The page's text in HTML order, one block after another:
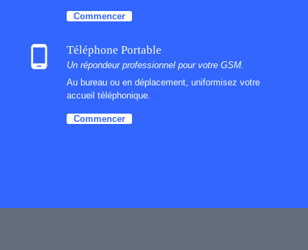
Commencer
phone_android Téléphone Portable
Un répondeur professionnel pour votre GSM.
Au bureau ou en déplacement, uniformisez votre
accueil téléphonique.
Commencer